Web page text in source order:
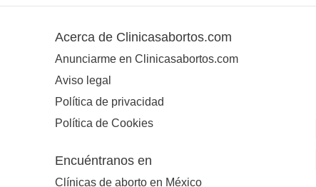
Acerca de Clinicasabortos.com
Anunciarme en Clinicasabortos.com
Aviso legal
Política de privacidad
Política de Cookies
Encuéntranos en
Clínicas de aborto en México